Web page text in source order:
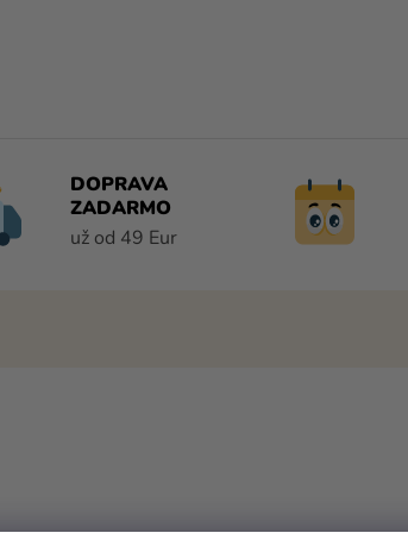
DOPRAVA
ZADARMO
už od 49 Eur